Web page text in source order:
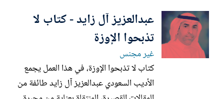
أقدامه؟ المشهد الثقافي اليوم مزدحم بـ
“القرّاء الصامتين” الذين يلتهمون الصفحات
بشغف، ثم...
عبدالعزيز آل زايد - كتاب لا
تذبحوا الإوزة
غير مجنس
كتاب لا تذبحوا الإوزة، في هذا العمل يجمع
الأديب السعودي عبدالعزيز آل زايد طائفة من